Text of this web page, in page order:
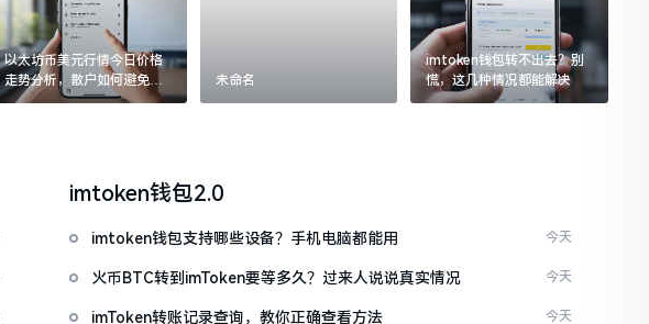
以太坊币美元行情今日价格
走势分析，散户如何避免追
涨杀跌被套牢
未命名
imtoken钱包转不出去？别
慌，这几种情况都能解决
imtoken钱包2.0
imtoken钱包支持哪些设备？手机电脑都能用 今天
火币BTC转到imToken要等多久？过来人说说真实情况 今天
imToken转账记录查询，教你正确查看方法 今天